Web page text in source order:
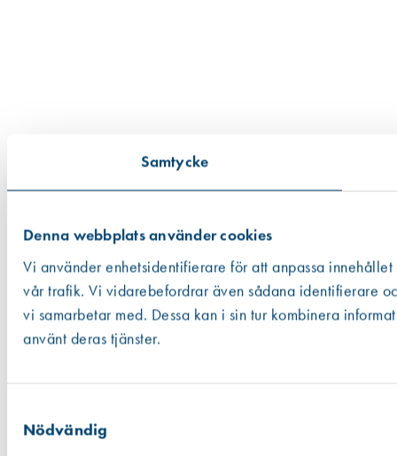
Samtycke
Denna webbplats använder cookies
Vi använder enhetsidentifierare för att anpassa
vår trafik. Vi vidarebefordrar även sådana identifierare
vi samarbetar med. Dessa kan i sin tur kombinera
använt deras tjänster.
Nödvändig